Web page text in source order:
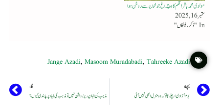
مولوی محمد باقر ؛ قلم کا وہ چراغ جو خون سے روشن ہوا
ستمبر 16, 2025
In "ذکر رفتگاں"
Jange Azadi,Masoom Muradabadi,Tahreeke Azadi
پچھلا
یوم آزادی ؛ چلے چلو کہ وہ منزل ابھی نہیں آئی
اگلا
مذہب کی بنیاد پر ریزرویشن نہیں تو مذہب کی بنیاد پر پابندی کیوں ؟